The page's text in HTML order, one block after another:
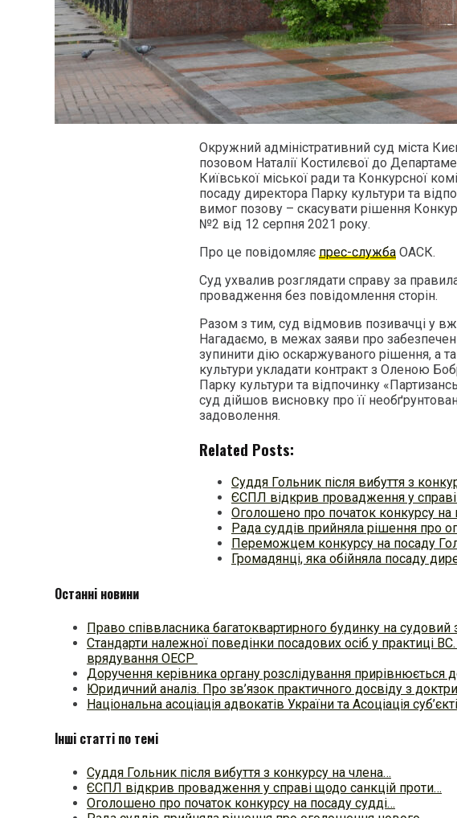
Окружний адміністративний суд міста
позовом Наталії Костилєвої до
Київської міської ради та Конкурсної
посаду директора Парку культури та
вимог позову – скасувати рішення
№2 від 12 серпня 2021 року.
Про це повідомляє прес-служба ОАСК.
Суд ухвалив розглядати справу за
провадження без повідомлення сторін.
Разом з тим, суд відмовив позивачці у
Нагадаємо, в межах заяви про
зупинити дію оскаржуваного рішення, а
культури укладати контракт з Оленою
Парку культури та відпочинку
суд дійшов висновку про її
задоволення.
Related Posts:
Суддя Гольник після вибуття з
ЄСПЛ відкрив провадження у
Оголошено про початок конкурсу на
Рада суддів прийняла рішення про
Переможцем конкурсу на посаду
Громадянці, яка обійняла посаду
Останні новини
Право співвласника багатоквартирного будинку на
Стандарти належної поведінки посадових осіб у практиці
врядування ОЕСР
Доручення керівника органу розслідування
Юридичний аналіз. Про зв’язок практичного досвіду з
Національна асоціація адвокатів України та Асоціація
Інші статті по темі
Суддя Гольник після вибуття з конкурсу на члена…
ЄСПЛ відкрив провадження у справі щодо санкцій проти…
Оголошено про початок конкурсу на посаду судді…